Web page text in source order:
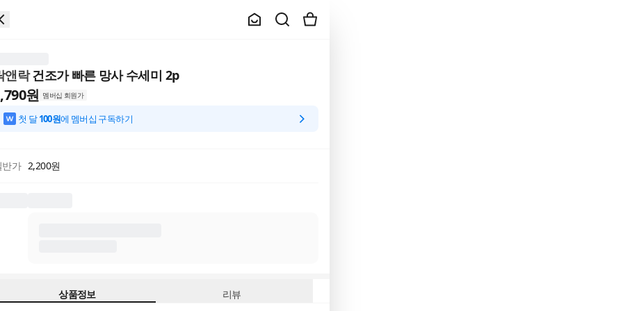
앤락 건조가 빠른 망사 수세미 2p
원 멤버십 회원가
첫 달100원에 멤버십 구독하기
반가 2,200원
상품정보 리뷰